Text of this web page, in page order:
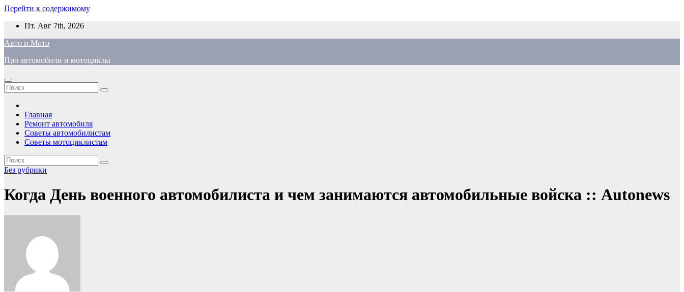
Перейти к содержимому
Пт. Авг 7th, 2026
Авто и Мото
Про автомобили и мотоциклы
Главная
Ремонт автомобиля
Советы автомобилистам
Советы мотоциклистам
Без рубрики
Когда День военного автомобилиста и чем занимаются автомобильные войска :: Autonews